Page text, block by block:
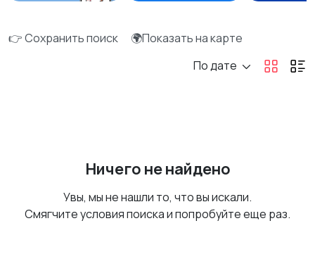
👉 Сохранить поиск
🌍Показать на карте
По дате
Ничего не найдено
Увы, мы не нашли то, что вы искали.
Смягчите условия поиска и попробуйте еще раз.